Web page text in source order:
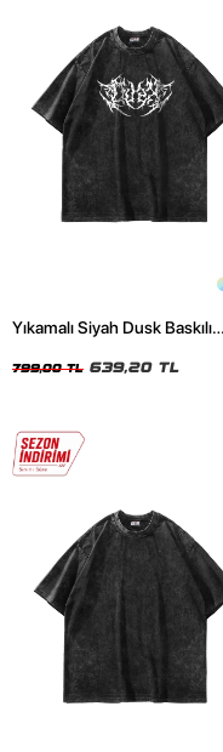
Yıkamalı Siyah Dusk Baskılı
799,00 TL 639,20 TL